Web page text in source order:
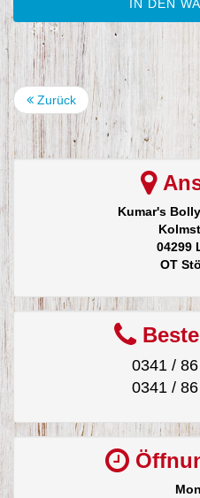
IN DEN
Zurück
Kumar's
04299
OT
0341 /
0341 /